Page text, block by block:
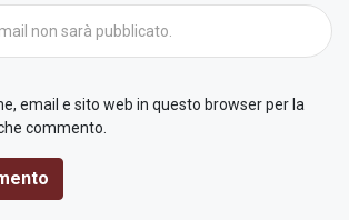
email e sito web in questo browser per la
commento.